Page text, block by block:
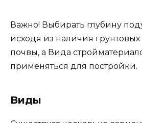
Важно! Выбирать глубину
исходя из наличия грунтовых
почвы, а Вида
применяться для постройки.
Виды